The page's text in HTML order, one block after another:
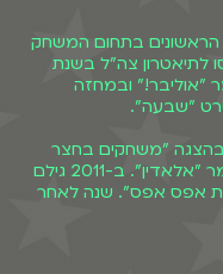
הראשונים בתחום המשחק
לתיאטרון צה"ל בשנת
במחזמר "אוליבר!" ובמחזה
"שבעה".
בהצגה "משחקים בחצר
האחורית", ובאותה שנה שיחק גם במחזמר "אלאדין". ב-2011 גילם
אפס אפס". שנה לאחר